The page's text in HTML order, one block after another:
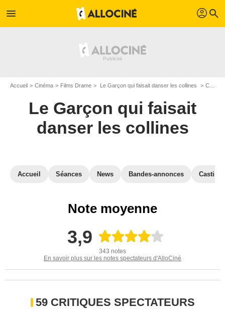
menu profil search
Accueil Cinéma Films Drame Le Garçon qui faisait danser les collines Critiques du film Le Garçon qui faisait danser les collines
Le Garçon qui faisait
danser les collines
Accueil Séances News Bandes-annonces Casting
Note moyenne
3,9
343 notes
En savoir plus sur les notes spectateurs d'AlloCiné
59 CRITIQUES SPECTATEURS